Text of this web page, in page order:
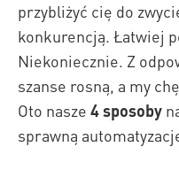
przybliżyć cię do
konkurencją. Łatwiej
Niekoniecznie. Z
szanse rosną, a my
Oto nasze 4 sposoby
sprawną